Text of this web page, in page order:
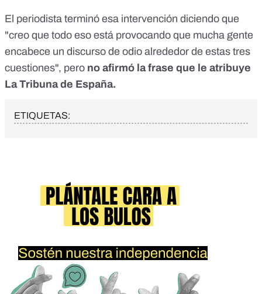
El periodista terminó esa intervención diciendo que
"creo que todo eso está provocando que mucha gente
encabece un discurso de odio alrededor de estas tres
cuestiones", pero no afirmó la frase que le atribuye
La Tribuna de España.
ETIQUETAS: